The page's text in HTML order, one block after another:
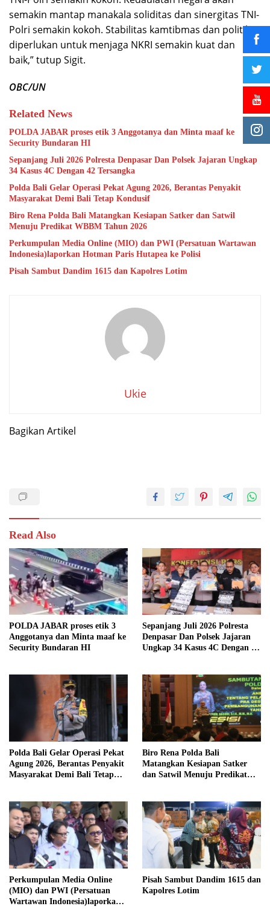
semakin mantap manakala soliditas dan sinergitas TNI-
Polri semakin kokoh. Stabilitas kamtibmas dan politik
diperlukan untuk menjaga NKRI semakin kuat dan
baik,” tutup Sigit.
OBC/UN
Related News
POLDA JABAR proses etik 3 Anggotanya dan Minta maaf ke
Security Bundaran HI
Sepanjang Juli 2026 Polresta Denpasar Dan Polsek Jajaran Ungkap
34 Kasus 4C Dengan 42 Tersangka
Polda Bali Gelar Operasi Pekat Agung 2026, Berantas Penyakit
Masyarakat Demi Bali Tetap Kondusif
Biro Rena Polda Bali Matangkan Kesiapan Satker dan Satwil
Menuju Predikat WBBM Tahun 2026
Perkumpulan Media Online (MIO) dan PWI (Persatuan Wartawan
Indonesia)laporkan Hotman Paris Hutapea ke Polisi
Pisah Sambut Dandim 1615 dan Kapolres Lotim
Ukie
Bagikan Artikel
Read Also
POLDA JABAR proses etik 3
Anggotanya dan Minta maaf ke
Security Bundaran HI
Sepanjang Juli 2026 Polresta
Denpasar Dan Polsek Jajaran
Ungkap 34 Kasus 4C Dengan 42
Polda Bali Gelar Operasi Pekat
Agung 2026, Berantas Penyakit
Masyarakat Demi Bali Tetap
Biro Rena Polda Bali
Matangkan Kesiapan Satker
dan Satwil Menuju Predikat
Perkumpulan Media Online
(MIO) dan PWI (Persatuan
Wartawan Indonesia)laporkan
Pisah Sambut Dandim 1615 dan
Kapolres Lotim